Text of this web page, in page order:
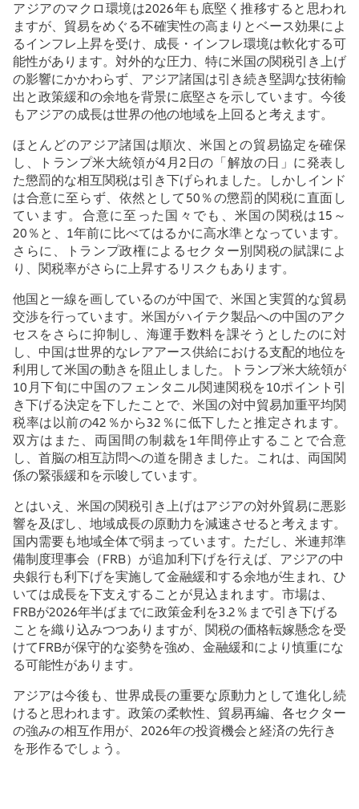
アジアのマクロ環境は2026年も底堅く推移すると思われ
ますが、貿易をめぐる不確実性の高まりとベース効果によ
るインフレ上昇を受け、成長・インフレ環境は軟化する可
能性があります。対外的な圧力、特に米国の関税引き上げ
の影響にかかわらず、アジア諸国は引き続き堅調な技術輸
出と政策緩和の余地を背景に底堅さを示しています。今後
もアジアの成長は世界の他の地域を上回ると考えます。
ほとんどのアジア諸国は順次、米国との貿易協定を確保
し、トランプ米大統領が4月2 日の「解放の日」に発表し
た懲罰的な相互関税は引き下げられました。しかしインド
は合意に至らず、依然として 50 ％の懲罰的関税に直面し
ています。合意に至った国々でも、米国の関税は 15 ～
20 ％と、 1年前に比べてはるかに高水準となっています。
さらに、トランプ政権によるセクター別関税の賦課によ
り、 関税率がさらに上昇するリスクもあります。
他国と一線を画しているのが中国で、米国と実質的な貿易
交渉を行っています。米国がハイテク製品への中国のアク
セスをさらに抑制し、海運手数料を課そうとしたのに対
し、中国は世界的なレアアース供給における支配的地位を
利用して米国の動きを阻止しました。トランプ米大統領が
10月下旬に中国のフェンタニル関連関税を10ポイント引
き下げる決定を下したことで、米国の対中貿易加重平均関
税率は以前の42 ％から32 ％に低下したと推定されます。
双方はまた、両国間の制裁を1年間停止することで合意
し、首脳の相互訪問への道を開きました。これは、両国関
係の緊張緩和を示唆しています。
とはいえ、米国の関税引き上げはアジアの対外貿易に悪影
響を及ぼし、地域成長の原動力を減速させると考えます。
国内需要も地域全体で弱まっています。ただし、米連邦準
備制度理事会（FRB）が追加利下げを行えば、アジアの中
央銀行も利下げを実施して金融緩和する余地が生まれ、ひ
いては成長を下支えすることが見込まれます。市場は、
FRBが2026年半ばまでに政策金利を3.2 ％まで引き下げる
ことを織り込みつつありますが、関税の価格転嫁懸念を受
けてFRBが保守的な姿勢を強め、金融緩和により慎重にな
る可能性があります。
アジアは今後も、世界成長の重要な原動力として進化し続
けると思われます。政策の柔軟性、貿易再編、各セクター
の強みの相互作用が、 2026年の投資機会と経済の先行き
を形作るでしょう。